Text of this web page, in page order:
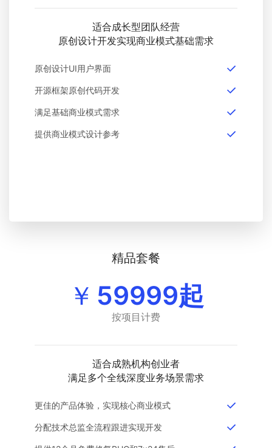
适合成长型团队经营
原创设计开发实现商业模式基础需求
原创设计UI用户界面
开源框架原创代码开发
满足基础商业模式需求
提供商业模式设计参考
精品套餐
￥ 59999起
按项目计费
适合成熟机构创业者
满足多个全线深度业务场景需求
更佳的产品体验，实现核心商业模式
分配技术总监全流程跟进实现开发